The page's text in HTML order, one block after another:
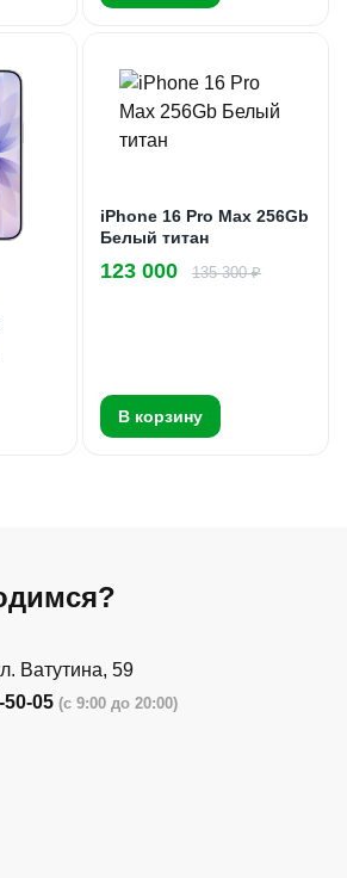
iPhone 16 Pro Max 256Gb
Белый титан
123 000 135 300 ₽
В корзину
Ватутина, 59
50-05 (с 9:00 до 20:00)